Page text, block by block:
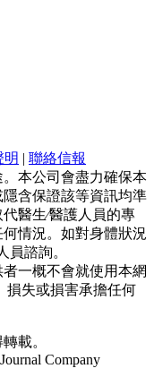
明 | 聯絡信報
本公司會盡力確保本
含保證該等資訊均準
醫生∕醫護人員的專
情況。如對身體狀況
員諮詢。
一概不會就使用本網
損失或損害承擔任何
載。
Company